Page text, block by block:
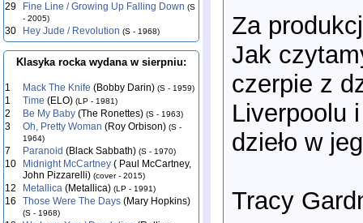
29 Fine Line / Growing Up Falling Down (S
- 2005)
30 Hey Jude / Revolution (S - 1968)
Klasyka rocka wydana w sierpniu:
1 Mack The Knife (Bobby Darin) (S - 1959)
1 Time (ELO) (LP - 1981)
2 Be My Baby (The Ronettes) (S - 1963)
3 Oh, Pretty Woman (Roy Orbison) (S -
1964)
7 Paranoid (Black Sabbath) (S - 1970)
10 Midnight McCartney ( Paul McCartney,
John Pizzarelli) (cover - 2015)
12 Metallica (Metallica) (LP - 1991)
16 Those Were The Days (Mary Hopkins)
(S - 1968)
Za
Jak
czerpie z
Liverpoolu
dzieło w
Tracy